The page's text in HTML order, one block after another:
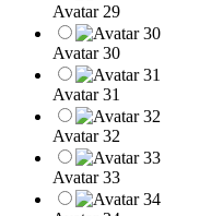
Avatar 29
Avatar 30
Avatar 31
Avatar 32
Avatar 33